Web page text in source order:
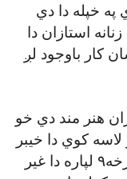
خپله دا دي
استازان دا
کار باوجود لږ
هنر مند دي خو
لاسه کوي دا خيبر
پختون خواه معاشونو دستور ۲۰۱۳ برخه۹ لپاره دا غير